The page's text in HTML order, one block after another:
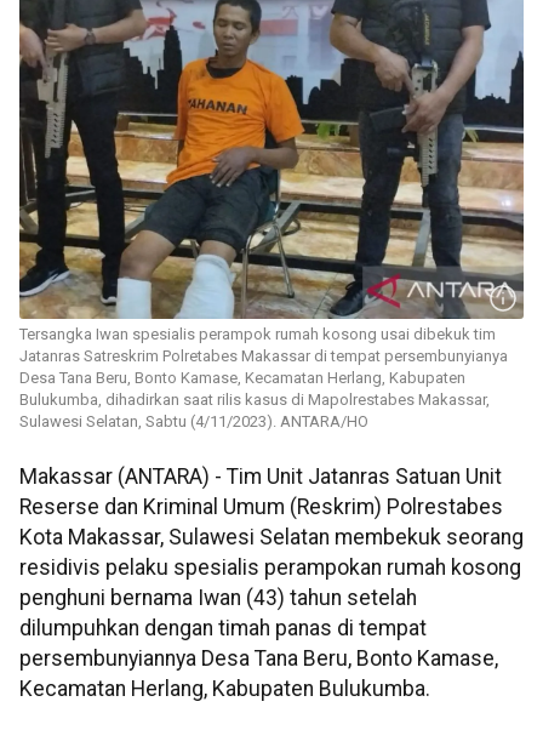
Tersangka Iwan spesialis perampok rumah kosong usai dibekuk tim
Jatanras Satreskrim Polretabes Makassar di tempat persembunyianya
Desa Tana Beru, Bonto Kamase, Kecamatan Herlang, Kabupaten
Bulukumba, dihadirkan saat rilis kasus di Mapolrestabes Makassar,
Sulawesi Selatan, Sabtu (4/11/2023). ANTARA/HO
Makassar (ANTARA) - Tim Unit Jatanras Satuan Unit
Reserse dan Kriminal Umum (Reskrim) Polrestabes
Kota Makassar, Sulawesi Selatan membekuk seorang
residivis pelaku spesialis perampokan rumah kosong
penghuni bernama Iwan (43) tahun setelah
dilumpuhkan dengan timah panas di tempat
persembunyiannya Desa Tana Beru, Bonto Kamase,
Kecamatan Herlang, Kabupaten Bulukumba.